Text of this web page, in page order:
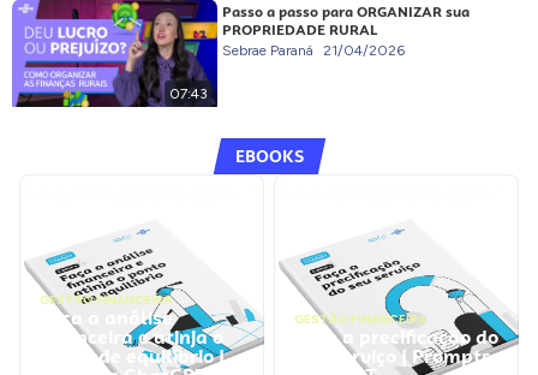
07:43
Passo a passo para ORGANIZAR sua
PROPRIEDADE RURAL
Sebrae Paraná 21/04/2026
EBOOKS
GESTÃO FINANCEIRA
Faça a análise
financeira e atinja o
ponto de equilíbrio |
GESTÃO FINANCEIRA
Faça a precificação do
seu serviço | Prompts